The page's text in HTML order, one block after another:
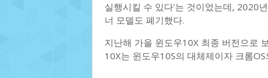
실행시킬 수 있다’는 것이었는데, 2020
너 모델도 폐기했다.
지난해 가을 윈도우10X 최종 버전으로
10X는 윈도우10S의 대체제이자 크롬